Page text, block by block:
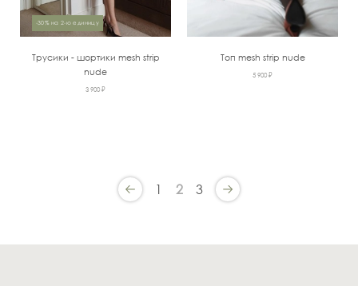
-30% на 2-ю единицу
Трусики - шортики mesh strip
nude
3 900 ₽
Топ mesh strip nude
5 900 ₽
1 2 3